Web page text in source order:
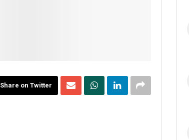
Share on Twitter